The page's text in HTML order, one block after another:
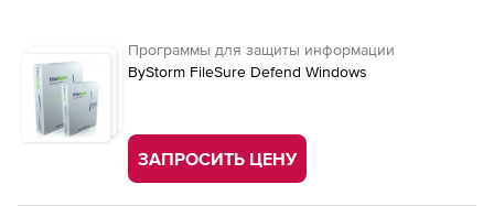
Программы для защиты информации
ByStorm FileSure Defend Windows
ЗАПРОСИТЬ ЦЕНУ